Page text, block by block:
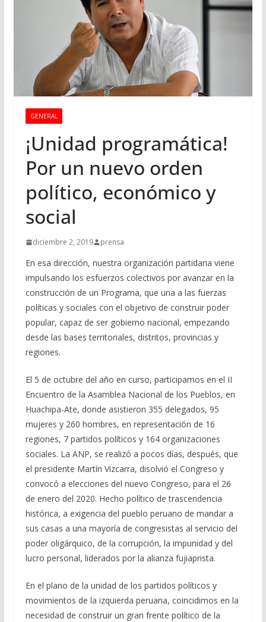
GENERAL
¡Unidad programática!
Por un nuevo orden
político, económico y
social
diciembre 2, 2019 prensa
En esa dirección, nuestra organización partidaria viene
impulsando los esfuerzos colectivos por avanzar en la
construcción de un Programa, que una a las fuerzas
políticas y sociales con el objetivo de construir poder
popular, capaz de ser gobierno nacional, empezando
desde las bases territoriales, distritos, provincias y
regiones.
El 5 de octubre del año en curso, participamos en el II
Encuentro de la Asamblea Nacional de los Pueblos, en
Huachipa-Ate, donde asistieron 355 delegados, 95
mujeres y 260 hombres, en representación de 16
regiones, 7 partidos políticos y 164 organizaciones
sociales. La ANP, se realizó a pocos días, después, que
el presidente Martín Vizcarra, disolvió el Congreso y
convocó a elecciones del nuevo Congreso, para el 26
de enero del 2020. Hecho político de trascendencia
histórica, a exigencia del pueblo peruano de mandar a
sus casas a una mayoría de congresistas al servicio del
poder oligárquico, de la corrupción, la impunidad y del
lucro personal, liderados por la alianza fujiaprista.
En el plano de la unidad de los partidos políticos y
movimientos de la izquierda peruana, coincidimos en la
necesidad de construir un gran frente político de la